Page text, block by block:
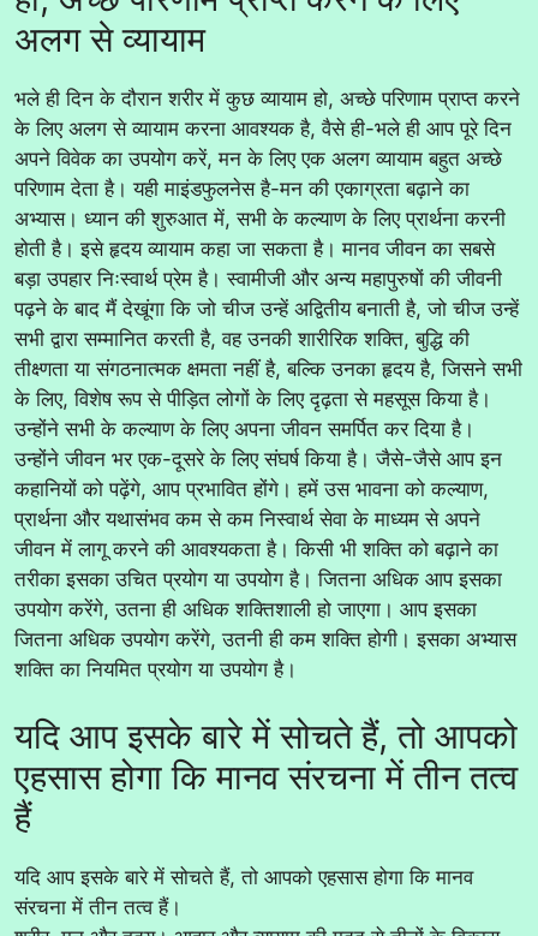
अलग से व्यायाम
भले ही दिन के दौरान शरीर में कुछ व्यायाम हो, अच्छे परिणाम प्राप्त करने
के लिए अलग से व्यायाम करना आवश्यक है, वैसे ही-भले ही आप पूरे दिन
अपने विवेक का उपयोग करें, मन के लिए एक अलग व्यायाम बहुत अच्छे
परिणाम देता है। यही माइंडफुलनेस है-मन की एकाग्रता बढ़ाने का
अभ्यास। ध्यान की शुरुआत में, सभी के कल्याण के लिए प्रार्थना करनी
होती है। इसे हृदय व्यायाम कहा जा सकता है। मानव जीवन का सबसे
बड़ा उपहार निःस्वार्थ प्रेम है। स्वामीजी और अन्य महापुरुषों की जीवनी
पढ़ने के बाद मैं देखूंगा कि जो चीज उन्हें अद्वितीय बनाती है, जो चीज उन्हें
सभी द्वारा सम्मानित करती है, वह उनकी शारीरिक शक्ति, बुद्धि की
तीक्ष्णता या संगठनात्मक क्षमता नहीं है, बल्कि उनका हृदय है, जिसने सभी
के लिए, विशेष रूप से पीड़ित लोगों के लिए दृढ़ता से महसूस किया है।
उन्होंने सभी के कल्याण के लिए अपना जीवन समर्पित कर दिया है।
उन्होंने जीवन भर एक-दूसरे के लिए संघर्ष किया है। जैसे-जैसे आप इन
कहानियों को पढ़ेंगे, आप प्रभावित होंगे। हमें उस भावना को कल्याण,
प्रार्थना और यथासंभव कम से कम निस्वार्थ सेवा के माध्यम से अपने
जीवन में लागू करने की आवश्यकता है। किसी भी शक्ति को बढ़ाने का
तरीका इसका उचित प्रयोग या उपयोग है। जितना अधिक आप इसका
उपयोग करेंगे, उतना ही अधिक शक्तिशाली हो जाएगा। आप इसका
जितना अधिक उपयोग करेंगे, उतनी ही कम शक्ति होगी। इसका अभ्यास
शक्ति का नियमित प्रयोग या उपयोग है।
यदि आप इसके बारे में सोचते हैं, तो आपको
एहसास होगा कि मानव संरचना में तीन तत्व
हैं
यदि आप इसके बारे में सोचते हैं, तो आपको एहसास होगा कि मानव
संरचना में तीन तत्व हैं।